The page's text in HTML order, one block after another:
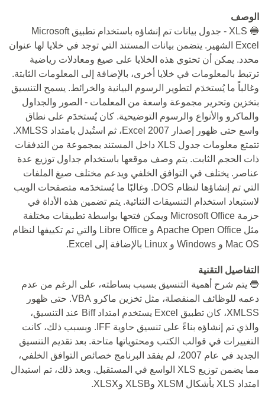
الوصف
🔵 XLS - جدول بيانات تم إنشاؤه باستخدام تطبيق Microsoft
Excel الشهير. يتضمن بيانات المستند التي توجد في خلايا لها عنوان
محدد. يمكن أن تحتوي هذه الخلايا على صيغ ومعادلات رياضية
ترتبط بالمعلومات في خلايا أخرى، بالإضافة إلى المعلومات الثابتة.
وغالباً ما يُستخدَم لتطوير الرسوم البيانية والخرائط. يسمح التنسيق
بتخزين وتحرير مجموعة واسعة من المعلمات - الصور والجداول
والماكرو والأنواع والرسوم التوضيحية. كان يُستخدَم على نطاق
واسع حتى ظهور إصدار Excel 2007، ثم استُبدل بامتداد XMLSS.
تتمتع معلومات جدول XLS داخل المستند بمجموعة من التدفقات
ذات الحجم الثابت. يتم وصف موقعها باستخدام جداول توزيع عدة
عناصر. يختلف في التوافق الخلفي ويدعم مختلف صيغ الملفات
التي تم إنشاؤها لنظام DOS. وغالبًا ما يُستخدَمه متصفحات الويب
لاستبعاد استخدام التنسيقات الثنائية. يتم تضمين هذه الأداة في
حزمة Microsoft Office ويمكن فتحها بواسطة تطبيقات مختلفة
مثل Apache Open Office و Libre Office والتي تم تكييفها لنظام
Mac OS و Windows و Linux بالإضافة إلى Excel.
التفاصيل التقنية
🔵 يتم شرح أهمية التنسيق بسبب بساطته، على الرغم من عدم
دعمه للوظائف المنفصلة، مثل تخزين ماكرو VBA. حتى ظهور
XMLSS، كان تطبيق Excel يستخدم امتداد Biff عند التنسيق،
والذي تم إنشاؤه بناءً على تنسيق حاوية IFF. وبسبب ذلك، كانت
التغييرات في قوالب الكتب ومحتوياتها متاحة. بعد تقديم التنسيق
الجديد في عام 2007، لم يفقد البرنامج خصائص التوافق الخلفي،
مما يضمن توزيع XLS الواسع في المستقبل. وبعد ذلك، تم استبدال
امتداد XLS بأشكال XLSM وXLSB وXLSX.